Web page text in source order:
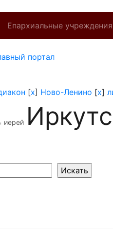
Епархиальные учреждения
портал
[x] Ново-Ленино [x]
иерей